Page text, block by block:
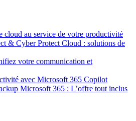
cloud au service de votre productivité
& Cyber Protect Cloud : solutions de
votre communication et
avec Microsoft 365 Copilot
Microsoft 365 : L’offre tout inclus